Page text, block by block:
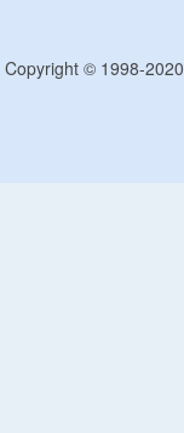
Copyright © 1998-